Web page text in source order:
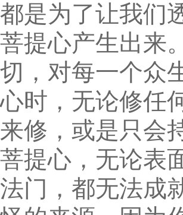
都是为了让我们
菩提心产生出来
切，对每一个众
心时，无论修任
来修，或是只会
菩提心，无论表
法门，都无法成